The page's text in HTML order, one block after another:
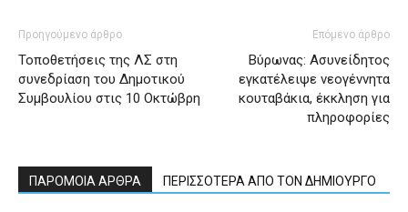
Προηγούμενο άρθρο
Τοποθετήσεις της ΛΣ στη
συνεδρίαση του Δημοτικού
Συμβουλίου στις 10 Οκτώβρη
Επόμενο άρθρο
Βύρωνας: Ασυνείδητος
εγκατέλειψε νεογέννητα
κουταβάκια, έκκληση για
πληροφορίες
ΠΑΡΟΜΟΙΑ ΑΡΘΡΑ ΠΕΡΙΣΣΟΤΕΡΑ ΑΠΟ ΤΟΝ ΔΗΜΙΟΥΡΓΟ